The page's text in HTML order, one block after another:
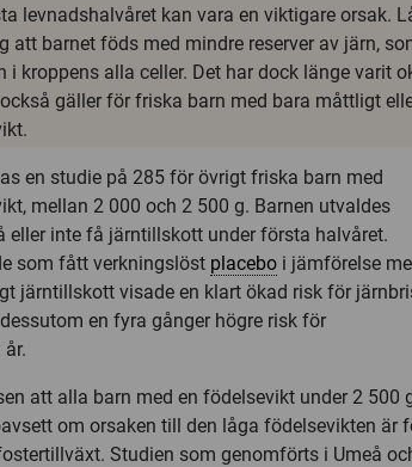
levnadshalvåret kan vara en viktigare orsak.
att barnet föds med mindre reserver av järn,
i kroppens alla celler. Det har dock länge varit
gäller för friska barn med bara måttligt
en studie på 285 för övrigt friska barn med
mellan 2 000 och 2 500 g. Barnen utvaldes
inte få järntillskott under första halvåret.
som fått verkningslöst placebo i jämförelse
järntillskott visade en klart ökad risk för
en fyra gånger högre risk för
att alla barn med en födelsevikt under 2 500
om orsaken till den låga födelsevikten är
Studien som genomförts i Umeå